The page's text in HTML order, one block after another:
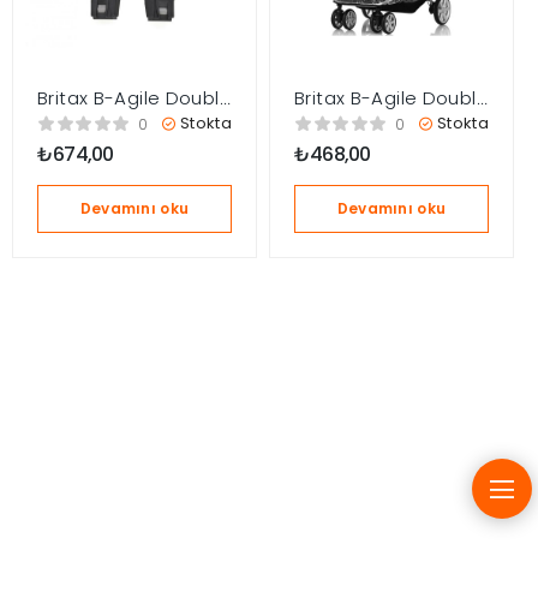
Britax B-Agile Double
İkiz Bebek Arabası
için Ana Kucağı
Adaptörü
0 Stokta
₺674,00
Devamını oku
Britax B-Agile Double
Bebek Arabası –
Yağmurluk
0 Stokta
₺468,00
Devamını oku